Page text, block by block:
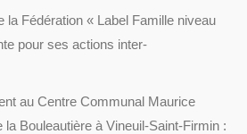
la Fédération « Label Famille niveau
pour ses actions inter-
au Centre Communal Maurice
la Bouleautière à Vineuil-Saint-Firmin :